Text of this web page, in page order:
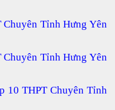
Tỉnh Hưng Yên
Tỉnh Hưng Yên
10 THPT Chuyên Tỉnh